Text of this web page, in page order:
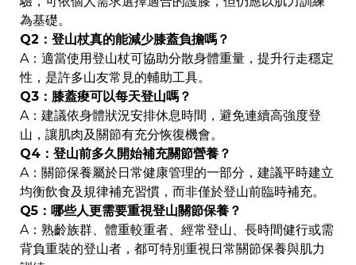
為基礎。
Q2：登山杖真的能減少膝蓋負擔嗎？
A：適當使用登山杖可協助分散身體重量，提升行走穩定
性，是許多山友常見的輔助工具。
Q3：膝蓋痠可以每天登山嗎？
A：建議依身體狀況安排休息時間，避免連續高強度登
山，讓肌肉及關節有充分恢復機會。
Q4：登山前多久開始補充關節營養？
A：關節保養屬於日常健康管理的一部分，建議平時建立
均衡飲食及規律補充習慣，而非僅於登山前臨時補充。
Q5：哪些人更需要重視登山關節保養？
A：熟齡族群、體重較重者、經常登山、長時間健行或需
背負重裝的登山者，都可特別重視日常關節保養與肌力